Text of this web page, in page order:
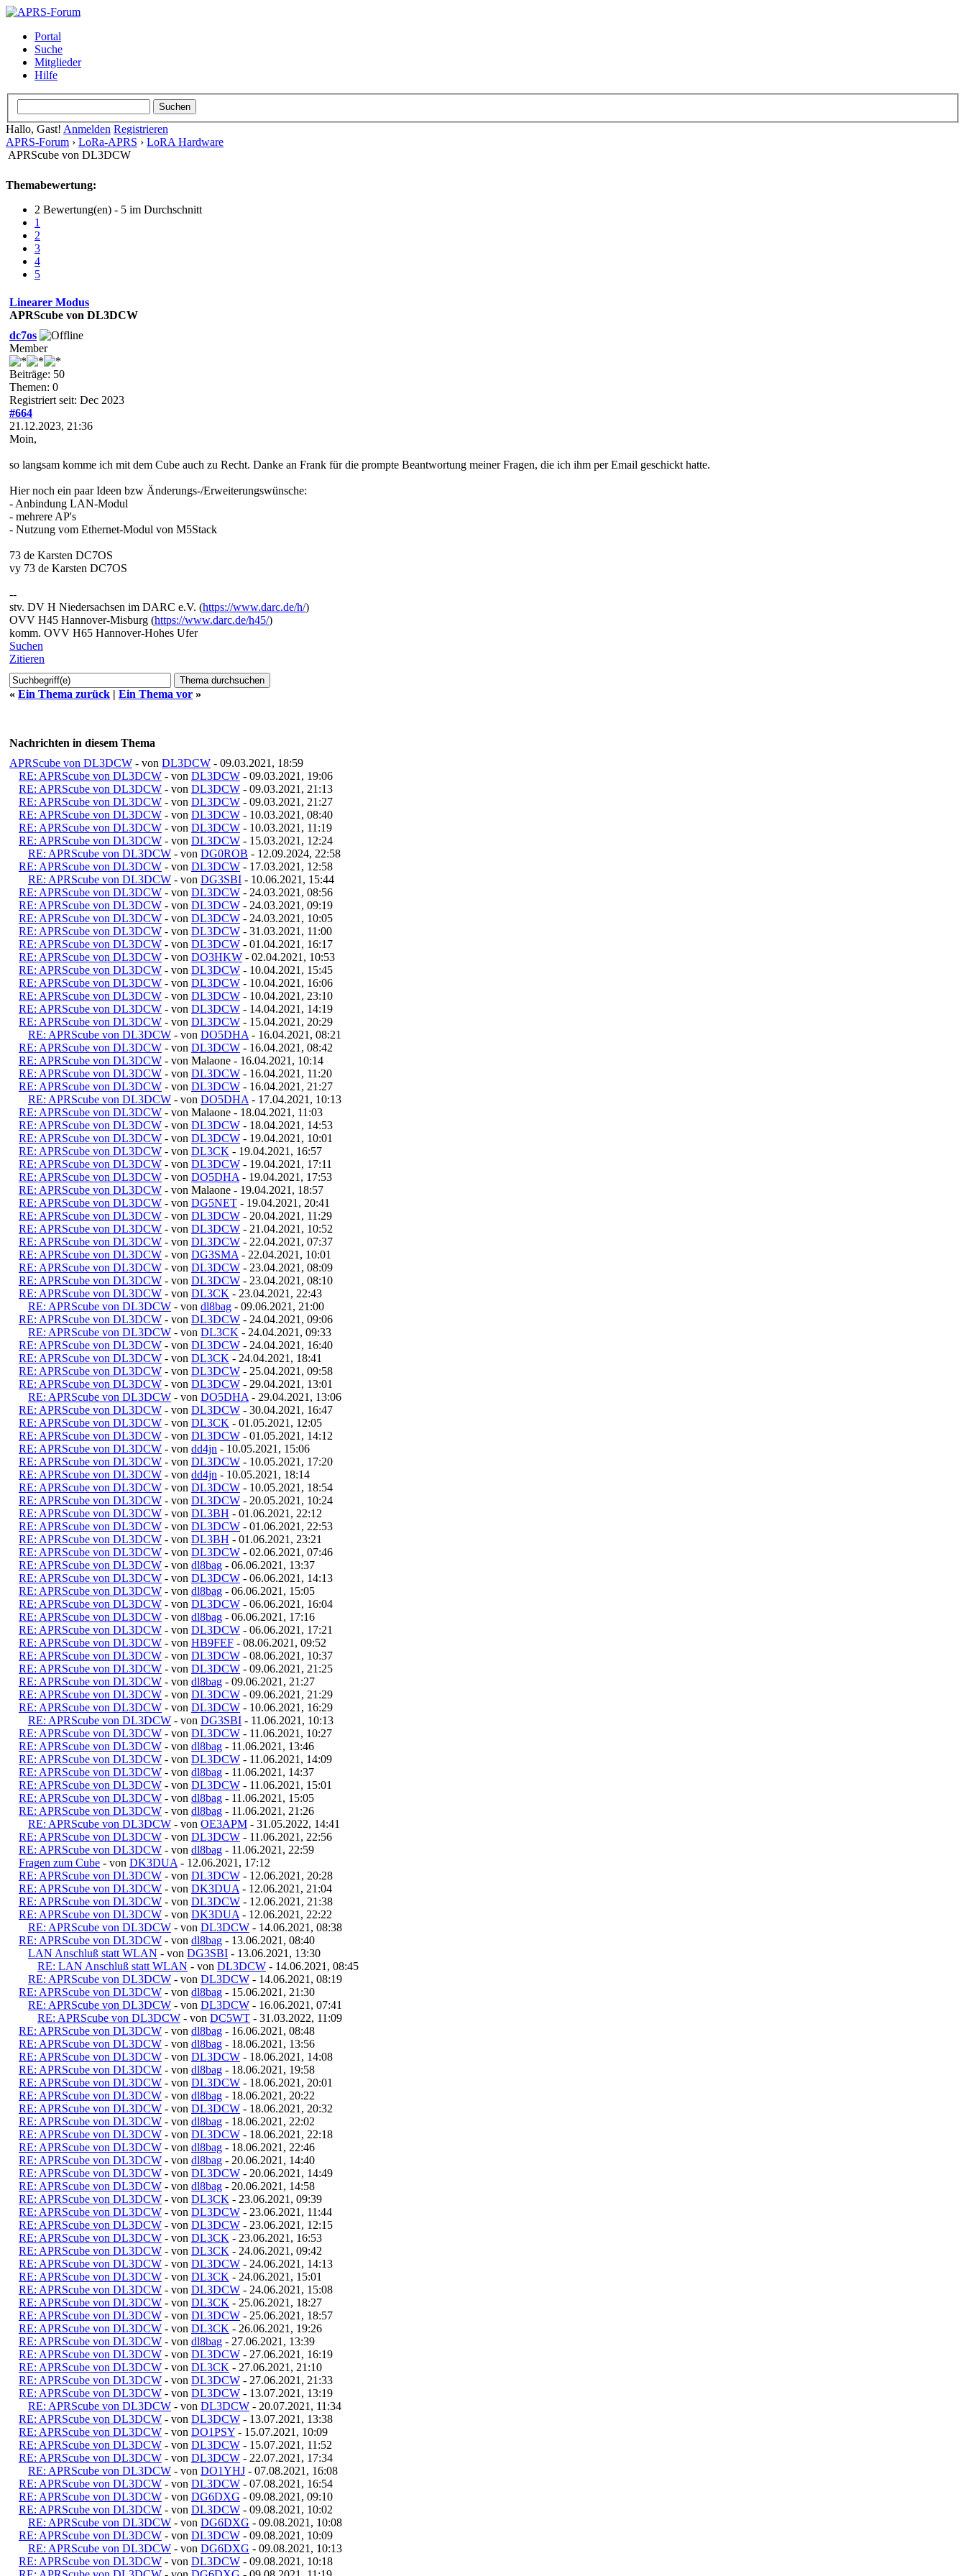
Portal
Suche
Mitglieder
Hilfe
Hallo, Gast! Anmelden Registrieren
APRS-Forum › LoRa-APRS › LoRA Hardware
APRScube von DL3DCW
Themabewertung:
2 Bewertung(en) - 5 im Durchschnitt
1
2
3
4
5
Linearer Modus
APRScube von DL3DCW
dc7os
Member
Beiträge: 50
Themen: 0
Registriert seit: Dec 2023
#664
21.12.2023, 21:36
Moin,
so langsam komme ich mit dem Cube auch zu Recht. Danke an Frank für die prompte Beantwortung meiner Fragen, die ich ihm per Email geschickt hatte.
Hier noch ein paar Ideen bzw Änderungs-/Erweiterungswünsche:
- Anbindung LAN-Modul
- mehrere AP's
- Nutzung vom Ethernet-Modul von M5Stack
73 de Karsten DC7OS
vy 73 de Karsten DC7OS
--
stv. DV H Niedersachsen im DARC e.V. (https://www.darc.de/h/)
OVV H45 Hannover-Misburg (https://www.darc.de/h45/)
komm. OVV H65 Hannover-Hohes Ufer
Suchen
Zitieren
« Ein Thema zurück | Ein Thema vor »
Nachrichten in diesem Thema
APRScube von DL3DCW - von DL3DCW - 09.03.2021, 18:59
RE: APRScube von DL3DCW - von DL3DCW - 09.03.2021, 19:06
RE: APRScube von DL3DCW - von DL3DCW - 09.03.2021, 21:13
RE: APRScube von DL3DCW - von DL3DCW - 09.03.2021, 21:27
RE: APRScube von DL3DCW - von DL3DCW - 10.03.2021, 08:40
RE: APRScube von DL3DCW - von DL3DCW - 10.03.2021, 11:19
RE: APRScube von DL3DCW - von DL3DCW - 15.03.2021, 12:24
RE: APRScube von DL3DCW - von DG0ROB - 12.09.2024, 22:58
RE: APRScube von DL3DCW - von DL3DCW - 17.03.2021, 12:58
RE: APRScube von DL3DCW - von DG3SBI - 10.06.2021, 15:44
RE: APRScube von DL3DCW - von DL3DCW - 24.03.2021, 08:56
RE: APRScube von DL3DCW - von DL3DCW - 24.03.2021, 09:19
RE: APRScube von DL3DCW - von DL3DCW - 24.03.2021, 10:05
RE: APRScube von DL3DCW - von DL3DCW - 31.03.2021, 11:00
RE: APRScube von DL3DCW - von DL3DCW - 01.04.2021, 16:17
RE: APRScube von DL3DCW - von DO3HKW - 02.04.2021, 10:53
RE: APRScube von DL3DCW - von DL3DCW - 10.04.2021, 15:45
RE: APRScube von DL3DCW - von DL3DCW - 10.04.2021, 16:06
RE: APRScube von DL3DCW - von DL3DCW - 10.04.2021, 23:10
RE: APRScube von DL3DCW - von DL3DCW - 14.04.2021, 14:19
RE: APRScube von DL3DCW - von DL3DCW - 15.04.2021, 20:29
RE: APRScube von DL3DCW - von DO5DHA - 16.04.2021, 08:21
RE: APRScube von DL3DCW - von DL3DCW - 16.04.2021, 08:42
RE: APRScube von DL3DCW - von Malaone - 16.04.2021, 10:14
RE: APRScube von DL3DCW - von DL3DCW - 16.04.2021, 11:20
RE: APRScube von DL3DCW - von DL3DCW - 16.04.2021, 21:27
RE: APRScube von DL3DCW - von DO5DHA - 17.04.2021, 10:13
RE: APRScube von DL3DCW - von Malaone - 18.04.2021, 11:03
RE: APRScube von DL3DCW - von DL3DCW - 18.04.2021, 14:53
RE: APRScube von DL3DCW - von DL3DCW - 19.04.2021, 10:01
RE: APRScube von DL3DCW - von DL3CK - 19.04.2021, 16:57
RE: APRScube von DL3DCW - von DL3DCW - 19.04.2021, 17:11
RE: APRScube von DL3DCW - von DO5DHA - 19.04.2021, 17:53
RE: APRScube von DL3DCW - von Malaone - 19.04.2021, 18:57
RE: APRScube von DL3DCW - von DG5NET - 19.04.2021, 20:41
RE: APRScube von DL3DCW - von DL3DCW - 20.04.2021, 11:29
RE: APRScube von DL3DCW - von DL3DCW - 21.04.2021, 10:52
RE: APRScube von DL3DCW - von DL3DCW - 22.04.2021, 07:37
RE: APRScube von DL3DCW - von DG3SMA - 22.04.2021, 10:01
RE: APRScube von DL3DCW - von DL3DCW - 23.04.2021, 08:09
RE: APRScube von DL3DCW - von DL3DCW - 23.04.2021, 08:10
RE: APRScube von DL3DCW - von DL3CK - 23.04.2021, 22:43
RE: APRScube von DL3DCW - von dl8bag - 09.06.2021, 21:00
RE: APRScube von DL3DCW - von DL3DCW - 24.04.2021, 09:06
RE: APRScube von DL3DCW - von DL3CK - 24.04.2021, 09:33
RE: APRScube von DL3DCW - von DL3DCW - 24.04.2021, 16:40
RE: APRScube von DL3DCW - von DL3CK - 24.04.2021, 18:41
RE: APRScube von DL3DCW - von DL3DCW - 25.04.2021, 09:58
RE: APRScube von DL3DCW - von DL3DCW - 29.04.2021, 13:01
RE: APRScube von DL3DCW - von DO5DHA - 29.04.2021, 13:06
RE: APRScube von DL3DCW - von DL3DCW - 30.04.2021, 16:47
RE: APRScube von DL3DCW - von DL3CK - 01.05.2021, 12:05
RE: APRScube von DL3DCW - von DL3DCW - 01.05.2021, 14:12
RE: APRScube von DL3DCW - von dd4jn - 10.05.2021, 15:06
RE: APRScube von DL3DCW - von DL3DCW - 10.05.2021, 17:20
RE: APRScube von DL3DCW - von dd4jn - 10.05.2021, 18:14
RE: APRScube von DL3DCW - von DL3DCW - 10.05.2021, 18:54
RE: APRScube von DL3DCW - von DL3DCW - 20.05.2021, 10:24
RE: APRScube von DL3DCW - von DL3BH - 01.06.2021, 22:12
RE: APRScube von DL3DCW - von DL3DCW - 01.06.2021, 22:53
RE: APRScube von DL3DCW - von DL3BH - 01.06.2021, 23:21
RE: APRScube von DL3DCW - von DL3DCW - 02.06.2021, 07:46
RE: APRScube von DL3DCW - von dl8bag - 06.06.2021, 13:37
RE: APRScube von DL3DCW - von DL3DCW - 06.06.2021, 14:13
RE: APRScube von DL3DCW - von dl8bag - 06.06.2021, 15:05
RE: APRScube von DL3DCW - von DL3DCW - 06.06.2021, 16:04
RE: APRScube von DL3DCW - von dl8bag - 06.06.2021, 17:16
RE: APRScube von DL3DCW - von DL3DCW - 06.06.2021, 17:21
RE: APRScube von DL3DCW - von HB9FEF - 08.06.2021, 09:52
RE: APRScube von DL3DCW - von DL3DCW - 08.06.2021, 10:37
RE: APRScube von DL3DCW - von DL3DCW - 09.06.2021, 21:25
RE: APRScube von DL3DCW - von dl8bag - 09.06.2021, 21:27
RE: APRScube von DL3DCW - von DL3DCW - 09.06.2021, 21:29
RE: APRScube von DL3DCW - von DL3DCW - 10.06.2021, 16:29
RE: APRScube von DL3DCW - von DG3SBI - 11.06.2021, 10:13
RE: APRScube von DL3DCW - von DL3DCW - 11.06.2021, 10:27
RE: APRScube von DL3DCW - von dl8bag - 11.06.2021, 13:46
RE: APRScube von DL3DCW - von DL3DCW - 11.06.2021, 14:09
RE: APRScube von DL3DCW - von dl8bag - 11.06.2021, 14:37
RE: APRScube von DL3DCW - von DL3DCW - 11.06.2021, 15:01
RE: APRScube von DL3DCW - von dl8bag - 11.06.2021, 15:05
RE: APRScube von DL3DCW - von dl8bag - 11.06.2021, 21:26
RE: APRScube von DL3DCW - von OE3APM - 31.05.2022, 14:41
RE: APRScube von DL3DCW - von DL3DCW - 11.06.2021, 22:56
RE: APRScube von DL3DCW - von dl8bag - 11.06.2021, 22:59
Fragen zum Cube - von DK3DUA - 12.06.2021, 17:12
RE: APRScube von DL3DCW - von DL3DCW - 12.06.2021, 20:28
RE: APRScube von DL3DCW - von DK3DUA - 12.06.2021, 21:04
RE: APRScube von DL3DCW - von DL3DCW - 12.06.2021, 21:38
RE: APRScube von DL3DCW - von DK3DUA - 12.06.2021, 22:22
RE: APRScube von DL3DCW - von DL3DCW - 14.06.2021, 08:38
RE: APRScube von DL3DCW - von dl8bag - 13.06.2021, 08:40
LAN Anschluß statt WLAN - von DG3SBI - 13.06.2021, 13:30
RE: LAN Anschluß statt WLAN - von DL3DCW - 14.06.2021, 08:45
RE: APRScube von DL3DCW - von DL3DCW - 14.06.2021, 08:19
RE: APRScube von DL3DCW - von dl8bag - 15.06.2021, 21:30
RE: APRScube von DL3DCW - von DL3DCW - 16.06.2021, 07:41
RE: APRScube von DL3DCW - von DC5WT - 31.03.2022, 11:09
RE: APRScube von DL3DCW - von dl8bag - 16.06.2021, 08:48
RE: APRScube von DL3DCW - von dl8bag - 18.06.2021, 13:56
RE: APRScube von DL3DCW - von DL3DCW - 18.06.2021, 14:08
RE: APRScube von DL3DCW - von dl8bag - 18.06.2021, 19:58
RE: APRScube von DL3DCW - von DL3DCW - 18.06.2021, 20:01
RE: APRScube von DL3DCW - von dl8bag - 18.06.2021, 20:22
RE: APRScube von DL3DCW - von DL3DCW - 18.06.2021, 20:32
RE: APRScube von DL3DCW - von dl8bag - 18.06.2021, 22:02
RE: APRScube von DL3DCW - von DL3DCW - 18.06.2021, 22:18
RE: APRScube von DL3DCW - von dl8bag - 18.06.2021, 22:46
RE: APRScube von DL3DCW - von dl8bag - 20.06.2021, 14:40
RE: APRScube von DL3DCW - von DL3DCW - 20.06.2021, 14:49
RE: APRScube von DL3DCW - von dl8bag - 20.06.2021, 14:58
RE: APRScube von DL3DCW - von DL3CK - 23.06.2021, 09:39
RE: APRScube von DL3DCW - von DL3DCW - 23.06.2021, 11:44
RE: APRScube von DL3DCW - von DL3DCW - 23.06.2021, 12:15
RE: APRScube von DL3DCW - von DL3CK - 23.06.2021, 16:53
RE: APRScube von DL3DCW - von DL3CK - 24.06.2021, 09:42
RE: APRScube von DL3DCW - von DL3DCW - 24.06.2021, 14:13
RE: APRScube von DL3DCW - von DL3CK - 24.06.2021, 15:01
RE: APRScube von DL3DCW - von DL3DCW - 24.06.2021, 15:08
RE: APRScube von DL3DCW - von DL3CK - 25.06.2021, 18:27
RE: APRScube von DL3DCW - von DL3DCW - 25.06.2021, 18:57
RE: APRScube von DL3DCW - von DL3CK - 26.06.2021, 19:26
RE: APRScube von DL3DCW - von dl8bag - 27.06.2021, 13:39
RE: APRScube von DL3DCW - von DL3DCW - 27.06.2021, 16:19
RE: APRScube von DL3DCW - von DL3CK - 27.06.2021, 21:10
RE: APRScube von DL3DCW - von DL3DCW - 27.06.2021, 21:33
RE: APRScube von DL3DCW - von DL3DCW - 13.07.2021, 13:19
RE: APRScube von DL3DCW - von DL3DCW - 20.07.2021, 11:34
RE: APRScube von DL3DCW - von DL3DCW - 13.07.2021, 13:38
RE: APRScube von DL3DCW - von DO1PSY - 15.07.2021, 10:09
RE: APRScube von DL3DCW - von DL3DCW - 15.07.2021, 11:52
RE: APRScube von DL3DCW - von DL3DCW - 22.07.2021, 17:34
RE: APRScube von DL3DCW - von DO1YHJ - 07.08.2021, 16:08
RE: APRScube von DL3DCW - von DL3DCW - 07.08.2021, 16:54
RE: APRScube von DL3DCW - von DG6DXG - 09.08.2021, 09:10
RE: APRScube von DL3DCW - von DL3DCW - 09.08.2021, 10:02
RE: APRScube von DL3DCW - von DG6DXG - 09.08.2021, 10:08
RE: APRScube von DL3DCW - von DL3DCW - 09.08.2021, 10:09
RE: APRScube von DL3DCW - von DG6DXG - 09.08.2021, 10:13
RE: APRScube von DL3DCW - von DL3DCW - 09.08.2021, 10:18